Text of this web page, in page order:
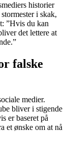
historier
i skak,
”Hvis du kan
det lettere at
falske
medier.
bliver i stigende
er baseret på
et ønske om at nå